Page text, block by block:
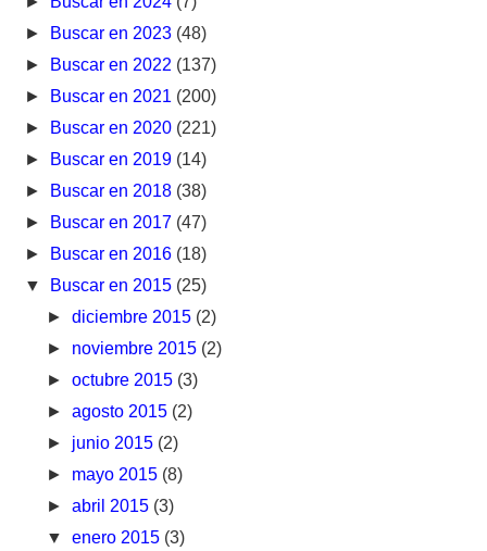
► Buscar en 2023 (48)
► Buscar en 2022 (137)
► Buscar en 2021 (200)
► Buscar en 2020 (221)
► Buscar en 2019 (14)
► Buscar en 2018 (38)
► Buscar en 2017 (47)
► Buscar en 2016 (18)
▼ Buscar en 2015 (25)
► diciembre 2015 (2)
► noviembre 2015 (2)
► octubre 2015 (3)
► agosto 2015 (2)
► junio 2015 (2)
► mayo 2015 (8)
► abril 2015 (3)
▼ enero 2015 (3)